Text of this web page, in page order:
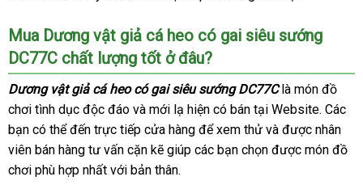
nút
điều
khiển
dễ
sử
dụng.
Mua Dương vật giả cá heo có gai siêu sướng
DC77C chất lượng tốt ở đâu?
Dương vật giả cá heo có gai siêu sướng DC77C là món đồ
chơi tình dục độc đáo báo
giá
và mới lạ hiện có bán tại Websitequà
tặng
. Các
bạn vận
chuyển
có thể đến trực tiếp cửa hàng kho
hàng
để xem thử quà
tặng
và cung
cấp
được nhân
viên bán hàng tư vấn cặn kẽ giúp nhanh
các bạn chọn địa
được món đồ
chơi phù hợp nhất có
với bản thân.